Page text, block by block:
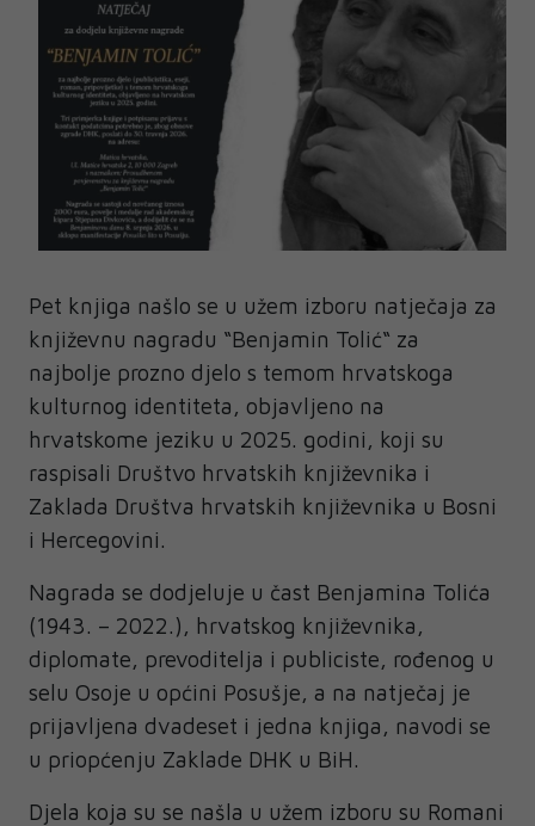
Pet knjiga našlo se u užem izboru natječaja za
književnu nagradu “Benjamin Tolić“ za
najbolje prozno djelo s temom hrvatskoga
kulturnog identiteta, objavljeno na
hrvatskome jeziku u 2025. godini, koji su
raspisali Društvo hrvatskih književnika i
Zaklada Društva hrvatskih književnika u Bosni
i Hercegovini.
Nagrada se dodjeluje u čast Benjamina Tolića
(1943. – 2022.), hrvatskog književnika,
diplomate, prevoditelja i publiciste, rođenog u
selu Osoje u općini Posušje, a na natječaj je
prijavljena dvadeset i jedna knjiga, navodi se
u priopćenju Zaklade DHK u BiH.
Djela koja su se našla u užem izboru su Romani